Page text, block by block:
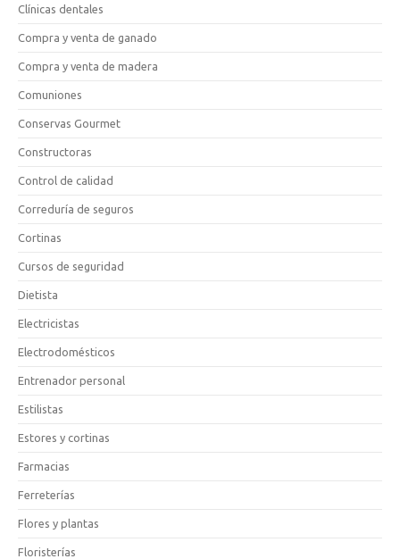
Clínicas dentales
Compra y venta de ganado
Compra y venta de madera
Comuniones
Conservas Gourmet
Constructoras
Control de calidad
Correduría de seguros
Cortinas
Cursos de seguridad
Dietista
Electricistas
Electrodomésticos
Entrenador personal
Estilistas
Estores y cortinas
Farmacias
Ferreterías
Flores y plantas
Floristerías